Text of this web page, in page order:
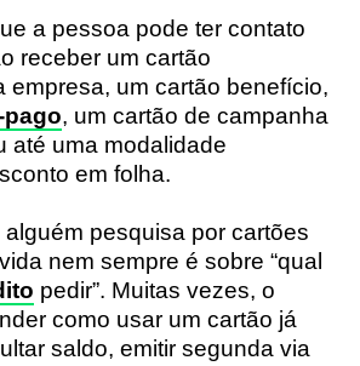
a pessoa pode ter contato
receber um cartão
empresa, um cartão benefício,
, um cartão de campanha
até uma modalidade
em folha.
pesquisa por cartões
nem sempre é sobre “qual
pedir”. Muitas vezes, o
como usar um cartão já
saldo, emitir segunda via